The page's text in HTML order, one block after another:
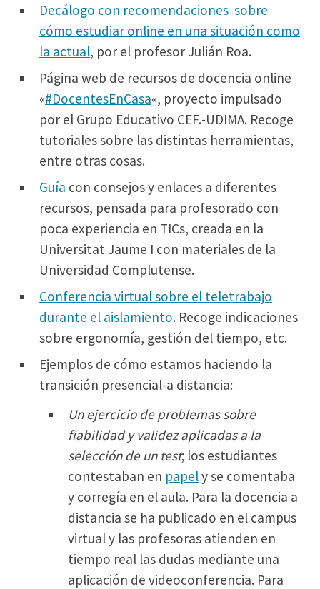
Decálogo con recomendaciones sobre
cómo estudiar online en una situación como
la actual, por el profesor Julián Roa.
Página web de recursos de docencia online
«#DocentesEnCasa«, proyecto impulsado
por el Grupo Educativo CEF.-UDIMA. Recoge
tutoriales sobre las distintas herramientas,
entre otras cosas.
Guía con consejos y enlaces a diferentes
recursos, pensada para profesorado con
poca experiencia en TICs, creada en la
Universitat Jaume I con materiales de la
Universidad Complutense.
Conferencia virtual sobre el teletrabajo
durante el aislamiento. Recoge indicaciones
sobre ergonomía, gestión del tiempo, etc.
Ejemplos de cómo estamos haciendo la
transición presencial-a distancia:
Un ejercicio de problemas sobre
fiabilidad y validez aplicadas a la
selección de un test; los estudiantes
contestaban en papely se comentaba
y corregía en el aula. Para la docencia a
distancia se ha publicado en el campus
virtual y las profesoras atienden en
tiempo real las dudas mediante una
aplicación de videoconferencia. Para